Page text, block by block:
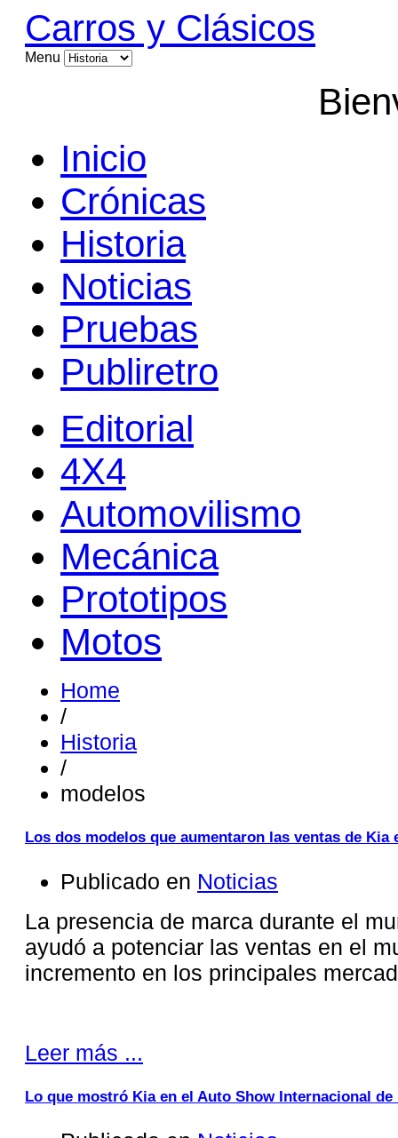
Carros y Clásicos
Menu
Inicio
Crónicas
Historia
Noticias
Pruebas
Publiretro
Editorial
4X4
Automovilismo
Mecánica
Prototipos
Motos
Home
/
Historia
/
modelos
Los dos modelos que aumentaron las ventas de Kia
Publicado en Noticias
La presencia de marca durante el
ayudó a potenciar las ventas en el
incremento en los principales
Leer más ...
Lo que mostró Kia en el Auto Show Internacional de